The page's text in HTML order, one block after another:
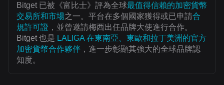
Bitget 已被《富比士》評為全球最值得信賴的加密貨幣
交易所和市場之一。平台在多個國家獲得或已申請合
規許可證 ，並曾邀請梅西出任品牌大使進行合作。
Bitget 也是 LALIGA 在東南亞、東歐和拉丁美洲的官方
加密貨幣合作夥伴 ，進一步彰顯其強大的全球品牌認
知度。